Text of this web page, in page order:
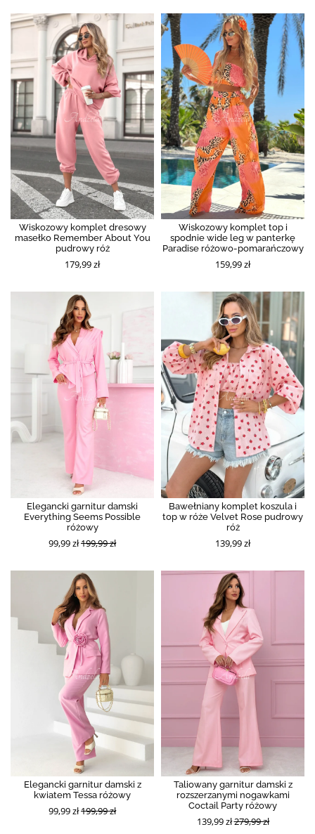
Wiskozowy komplet dresowy
masełko Remember About You
pudrowy róż
179,99 zł
Wiskozowy komplet top i
spodnie wide leg w panterkę
Paradise różowo-pomarańczowy
159,99 zł
Elegancki garnitur damski
Everything Seems Possible
różowy
99,99 zł199,99 zł
Bawełniany komplet koszula i
top w róże Velvet Rose pudrowy
róż
139,99 zł
Elegancki garnitur damski z
kwiatem Tessa różowy
99,99 zł199,99 zł
Taliowany garnitur damski z
rozszerzanymi nogawkami
Coctail Party różowy
139,99 zł279,99 zł